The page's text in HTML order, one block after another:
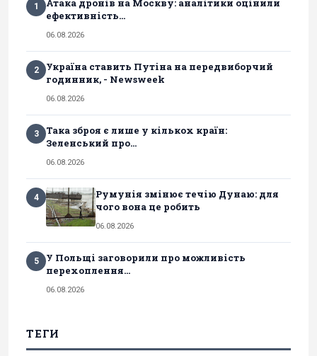
1
Атака дронів на Москву: аналітики оцінили
ефективність...
06.08.2026
2
Україна ставить Путіна на передвиборчий
годинник, - Newsweek
06.08.2026
3
Така зброя є лише у кількох країн:
Зеленський про...
06.08.2026
4
Румунія змінює течію Дунаю: для
чого вона це робить
06.08.2026
5
У Польщі заговорили про можливість
перехоплення...
06.08.2026
ТЕГИ